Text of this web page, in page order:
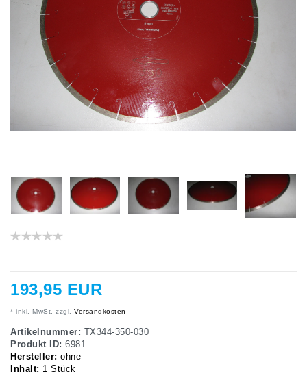
193,95 EUR
* inkl. MwSt. zzgl. Versandkosten
Artikelnummer: TX344-350-030
Produkt ID: 6981
Hersteller: ohne
Inhalt: 1 Stück